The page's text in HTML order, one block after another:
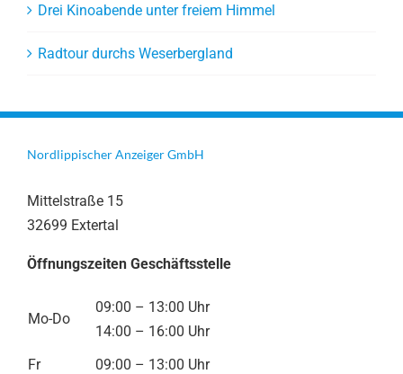
Drei Kinoabende unter freiem Himmel
Radtour durchs Weserbergland
Nordlippischer Anzeiger GmbH
Mittelstraße 15
32699 Extertal
Öffnungszeiten Geschäftsstelle
Mo-Do
09:00 – 13:00 Uhr
14:00 – 16:00 Uhr
Fr
09:00 – 13:00 Uhr